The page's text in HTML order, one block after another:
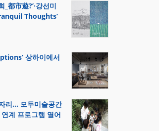
都市遊?’·강선미
Thoughts’
상하이에서
리… 모두미술공간
연계 프로그램 열어